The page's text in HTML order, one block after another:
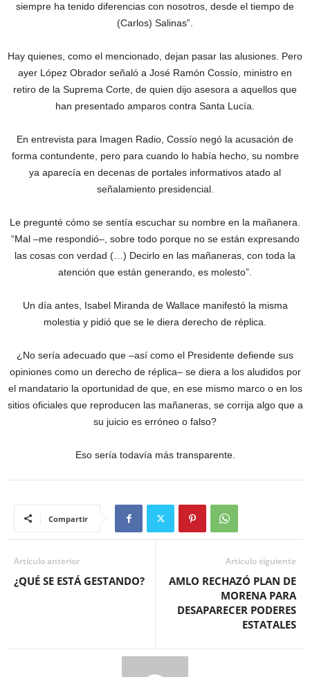
siempre ha tenido diferencias con nosotros, desde el tiempo de
(Carlos) Salinas”.
Hay quienes, como el mencionado, dejan pasar las alusiones. Pero
ayer López Obrador señaló a José Ramón Cossío, ministro en
retiro de la Suprema Corte, de quien dijo asesora a aquellos que
han presentado amparos contra Santa Lucía.
En entrevista para Imagen Radio, Cossío negó la acusación de
forma contundente, pero para cuando lo había hecho, su nombre
ya aparecía en decenas de portales informativos atado al
señalamiento presidencial.
Le pregunté cómo se sentía escuchar su nombre en la mañanera.
“Mal –me respondió–, sobre todo porque no se están expresando
las cosas con verdad (…) Decirlo en las mañaneras, con toda la
atención que están generando, es molesto”.
Un día antes, Isabel Miranda de Wallace manifestó la misma
molestia y pidió que se le diera derecho de réplica.
¿No sería adecuado que –así como el Presidente defiende sus
opiniones como un derecho de réplica– se diera a los aludidos por
el mandatario la oportunidad de que, en ese mismo marco o en los
sitios oficiales que reproducen las mañaneras, se corrija algo que a
su juicio es erróneo o falso?
Eso sería todavía más transparente.
Compartir
Artículo anterior
¿QUÉ SE ESTÁ GESTANDO?
Artículo siguiente
AMLO RECHAZÓ PLAN DE
MORENA PARA
DESAPARECER PODERES
ESTATALES